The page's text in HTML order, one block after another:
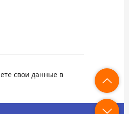
свои данные в